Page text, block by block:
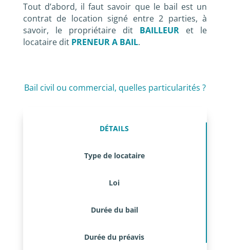
Tout d’abord, il faut savoir que le bail est un
contrat de location signé entre 2 parties, à
savoir, le propriétaire dit BAILLEUR
et le
locataire dit PRENEUR A BAIL.
Bail civil ou commercial, quelles particularités ?
DÉTAILS
Type de locataire
Loi
Durée du bail
Durée du préavis